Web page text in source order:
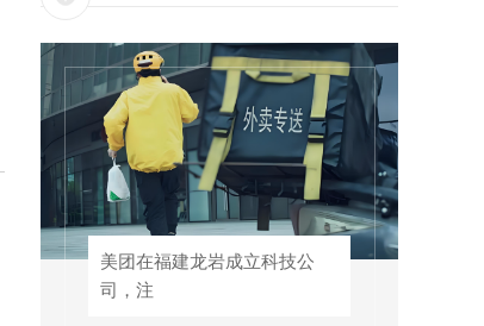
美团在福建龙岩成立科技公
司，注
美团在福建龙岩成立科技公
司，注